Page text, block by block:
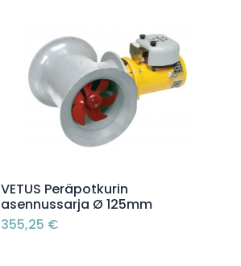
Lisää ostoskoriin
VETUS Peräpotkurin
asennussarja Ø 125mm
355,25 €